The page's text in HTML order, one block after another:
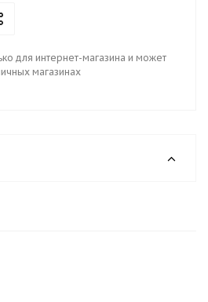
для интернет-магазина и может
магазинах